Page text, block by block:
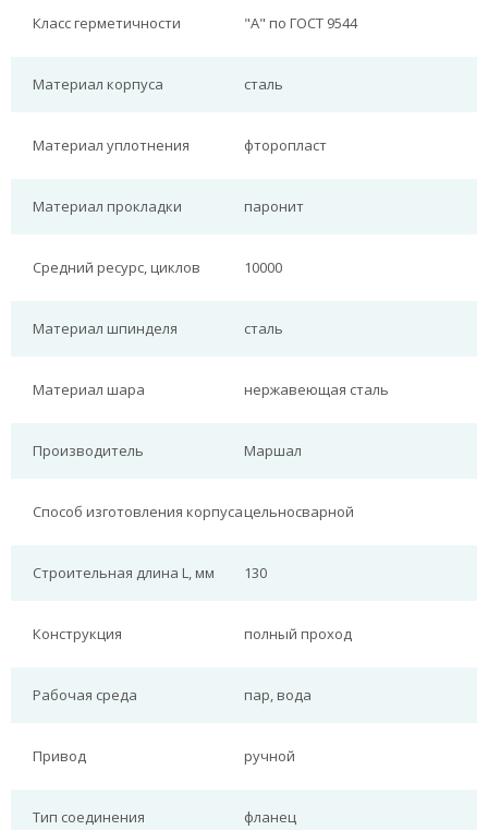
Класс герметичности "А" по ГОСТ 9544
Материал корпуса сталь
Материал уплотнения фторопласт
Материал прокладки паронит
Средний ресурс, циклов 10000
Материал шпинделя сталь
Материал шара нержавеющая сталь
Производитель Маршал
Способ изготовления корпусацельносварной
Строительная длина L, мм 130
Конструкция полный проход
Рабочая среда пар, вода
Привод ручной
Тип соединения фланец